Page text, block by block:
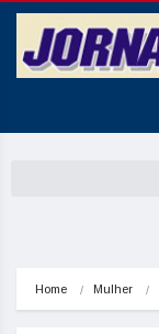
Home Mulher